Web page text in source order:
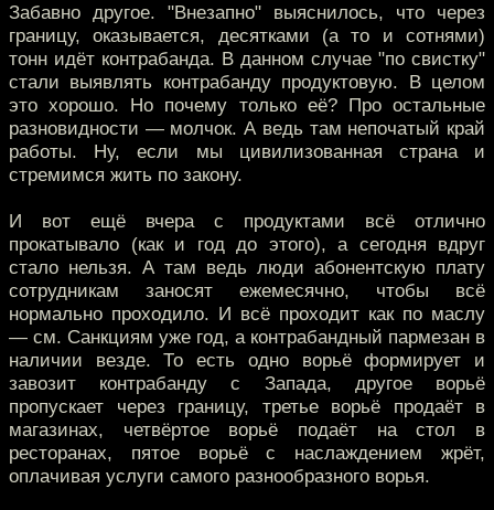
Забавно другое. "Внезапно" выяснилось, что через
границу, оказывается, десятками (а то и сотнями)
тонн идёт контрабанда. В данном случае "по свистку"
стали выявлять контрабанду продуктовую. В целом
это хорошо. Но почему только её? Про остальные
разновидности — молчок. А ведь там непочатый край
работы. Ну, если мы цивилизованная страна и
стремимся жить по закону.
И вот ещё вчера с продуктами всё отлично
прокатывало (как и год до этого), а сегодня вдруг
стало нельзя. А там ведь люди абонентскую плату
сотрудникам заносят ежемесячно, чтобы всё
нормально проходило. И всё проходит как по маслу
— см. Санкциям уже год, а контрабандный пармезан в
наличии везде. То есть одно ворьё формирует и
завозит контрабанду с Запада, другое ворьё
пропускает через границу, третье ворьё продаёт в
магазинах, четвёртое ворьё подаёт на стол в
ресторанах, пятое ворьё с наслаждением жрёт,
оплачивая услуги самого разнообразного ворья.